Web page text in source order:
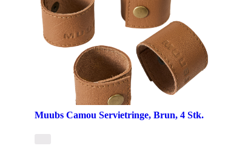
Muubs Camou Servietringe, Brun, 4 Stk.